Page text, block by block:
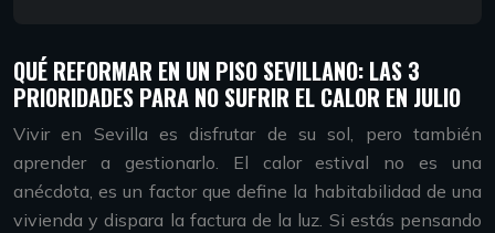
QUÉ REFORMAR EN UN PISO SEVILLANO: LAS 3
PRIORIDADES PARA NO SUFRIR EL CALOR EN JULIO
Vivir en Sevilla es disfrutar de su sol, pero también
aprender a gestionarlo. El calor estival no es una
anécdota, es un factor que define la habitabilidad de una
vivienda y dispara la factura de la luz. Si estás pensando